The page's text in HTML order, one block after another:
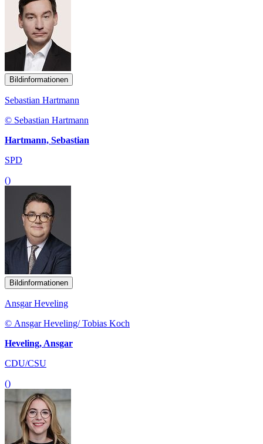
Bildinformationen
Sebastian Hartmann
© Sebastian Hartmann
Hartmann, Sebastian
SPD
()
Bildinformationen
Ansgar Heveling
© Ansgar Heveling/ Tobias Koch
Heveling, Ansgar
CDU/CSU
()